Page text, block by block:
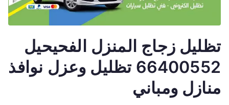
تظليل زجاج المنزل الفحيحيل
66400552 تظليل وعزل نوافذ
منازل ومباني